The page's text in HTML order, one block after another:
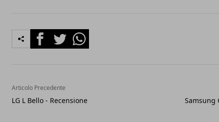
FacebookTwitterWhatsapp
Articolo Precedente
LG L Bello - Recensione Samsung